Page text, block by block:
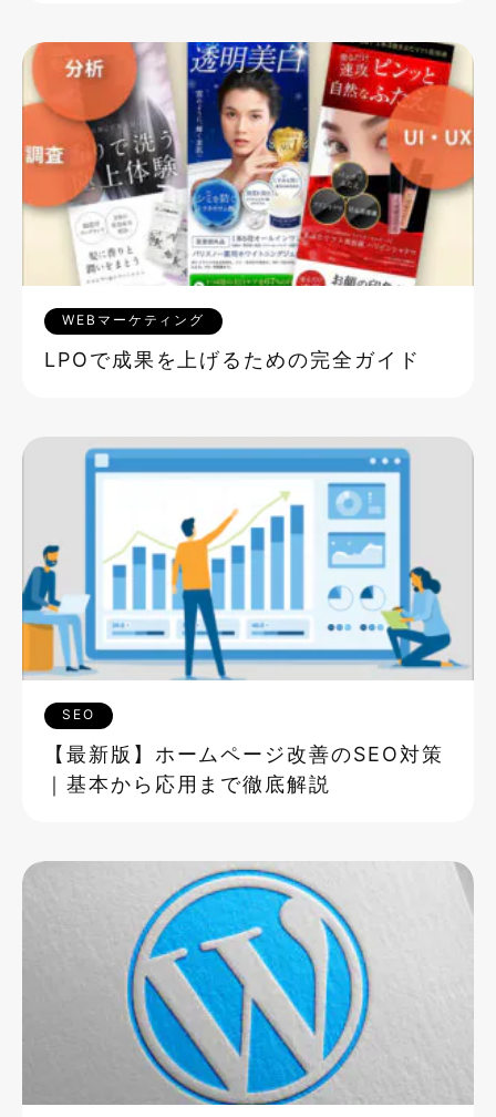
WEBマーケティング
LPOで成果を上げるための完全ガイド
SEO
【最新版】ホームページ改善のSEO対策
｜基本から応用まで徹底解説